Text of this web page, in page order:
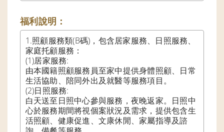
福利說明：
1.照顧服務類(B碼)，包含居家服務、日照服務、
家庭托顧服務：
(1)居家服務:
由本國籍照顧服務員至家中提供身體照顧、日常
生活協助、陪同外出及就醫等服務項目。
(2)日照服務:
白天送至日照中心參與服務，夜晚返家。日照中
心於服務期間將視個案狀況及需求，提供包含生
活照顧、健康促進、文康休閒、家屬指導及諮